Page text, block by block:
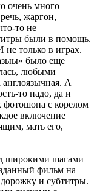
очень много —
жаргон,
то не
были в помощь.
не только в играх.
было еще
любыми
А
то надо, да и
фотошопа с корелом
включение
мать его,
широкими шагами
фильм на
и субтитры.